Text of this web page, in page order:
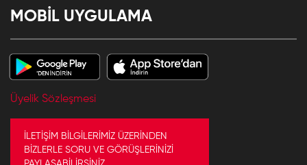
MOBİL UYGULAMA
Üyelik Sözleşmesi
İLETİŞİM BİLGİLERİMİZ ÜZERİNDEN
BİZLERLE SORU VE GÖRÜŞLERİNİZİ